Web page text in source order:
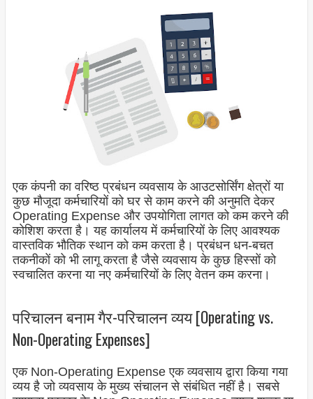
एक कंपनी का वरिष्ठ प्रबंधन व्यवसाय के आउटसोर्सिंग क्षेत्रों या
कुछ मौजूदा कर्मचारियों को घर से काम करने की अनुमति देकर
Operating Expense और उपयोगिता लागत को कम करने की
कोशिश करता है। यह कार्यालय में कर्मचारियों के लिए आवश्यक
वास्तविक भौतिक स्थान को कम करता है। प्रबंधन धन-बचत
तकनीकों को भी लागू करता है जैसे व्यवसाय के कुछ हिस्सों को
स्वचालित करना या नए कर्मचारियों के लिए वेतन कम करना।
परिचालन बनाम गैर-परिचालन व्यय [Operating vs.
Non-Operating Expenses]
एक Non-Operating Expense एक व्यवसाय द्वारा किया गया
व्यय है जो व्यवसाय के मुख्य संचालन से संबंधित नहीं है। सबसे